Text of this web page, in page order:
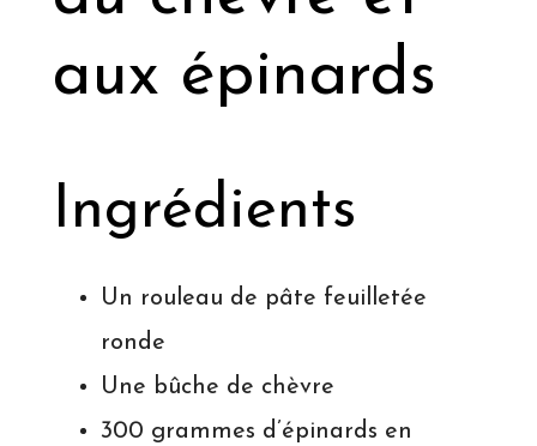
aux épinards
Ingrédients
Un rouleau de pâte feuilletée
ronde
Une bûche de chèvre
300 grammes d’épinards en